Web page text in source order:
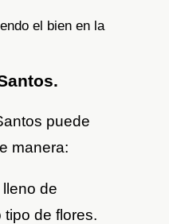
el bien en la
puede
manera:
de
de flores.